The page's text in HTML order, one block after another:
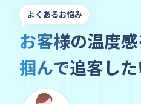
SERVICE
よくあるお悩み
お客様の温度感
掴んで追客した